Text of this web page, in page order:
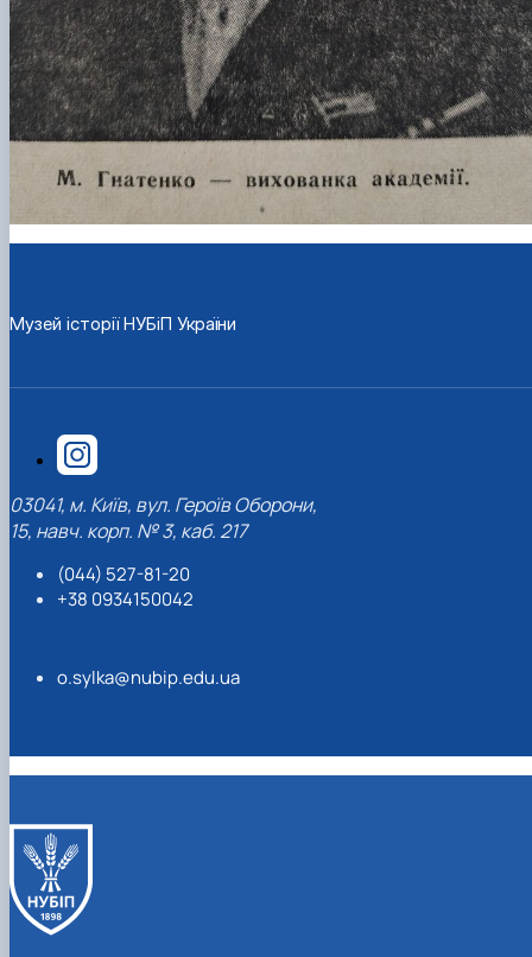
Музей історії НУБіП України
03041, м. Київ, вул. Героїв Оборони,
15, навч. корп. № 3, каб. 217
(044) 527-81-20
+38 0934150042
o.sylka@nubip.edu.ua